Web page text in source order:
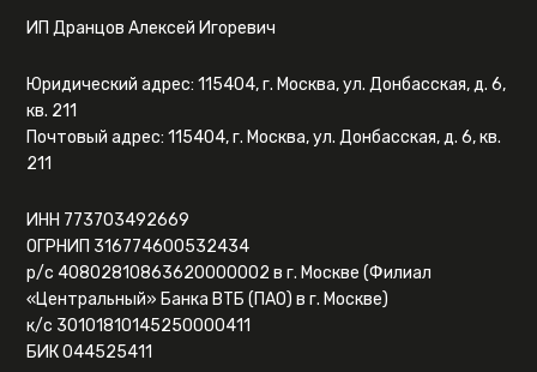
ИП Дранцов Алексей Игоревич
Юридический адрес: 115404, г. Москва, ул. Донбасская, д. 6,
кв. 211
Почтовый адрес: 115404, г. Москва, ул. Донбасская, д. 6, кв.
211
ИНН 773703492669
ОГРНИП 316774600532434
р/с 40802810863620000002 в г. Москве (Филиал
«Центральный» Банка ВТБ (ПАО) в г. Москве)
к/с 30101810145250000411
БИК 044525411